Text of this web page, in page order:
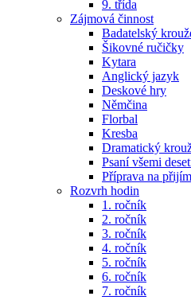
9. třída
Zájmová činnost
Badatelský
Šikovné ručičky
Kytara
Anglický jazyk
Deskové hry
Němčina
Florbal
Kresba
Dramatický
Psaní všemi
Příprava na
Rozvrh hodin
1. ročník
2. ročník
3. ročník
4. ročník
5. ročník
6. ročník
7. ročník